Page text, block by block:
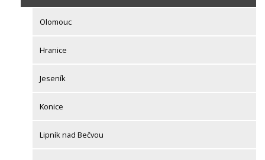
Olomouc
Hranice
Jeseník
Konice
Lipník nad Bečvou